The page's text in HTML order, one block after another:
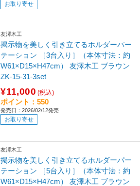
お取り寄せ
友澤木工
掲示物を美しく引き立てるホルダーパー
テーション ［3台入り］（本体寸法：約
W61×D15×H47cm） 友澤木工 ブラウン
ZK-15-31-3set
¥11,000 (税込)
ポイント：550
発売日：2026/02/12発売
お取り寄せ
友澤木工
掲示物を美しく引き立てるホルダーパー
テーション ［5台入り］（本体寸法：約
W61×D15×H47cm） 友澤木工 ブラウン